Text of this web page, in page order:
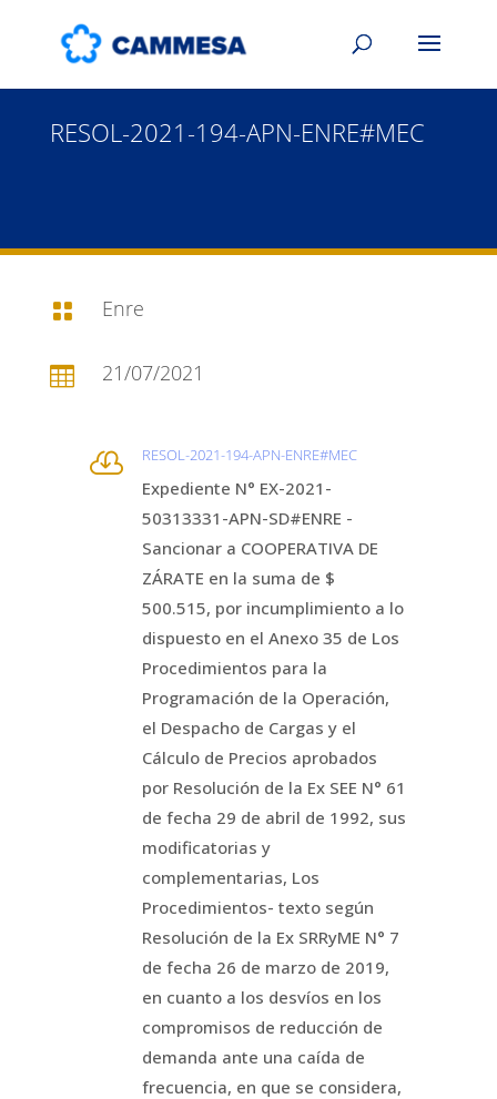
RESOL-2021-194-APN-ENRE#MEC
 Enre
 21/07/2021
 RESOL-2021-194-APN-ENRE#MEC
Expediente N° EX-2021-
50313331-APN-SD#ENRE -
Sancionar a COOPERATIVA DE
ZÁRATE en la suma de $
500.515, por incumplimiento a lo
dispuesto en el Anexo 35 de Los
Procedimientos para la
Programación de la Operación,
el Despacho de Cargas y el
Cálculo de Precios aprobados
por Resolución de la Ex SEE N° 61
de fecha 29 de abril de 1992, sus
modificatorias y
complementarias, Los
Procedimientos- texto según
Resolución de la Ex SRRyME N° 7
de fecha 26 de marzo de 2019,
en cuanto a los desvíos en los
compromisos de reducción de
demanda ante una caída de
frecuencia, en que se considera,